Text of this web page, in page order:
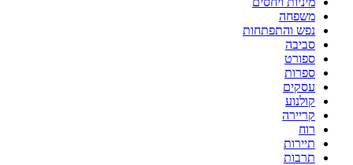
משפחה
נפש והתפתחות
סביבה
ספורט
ספרות
עסקים
קולנוע
קריירה
רוח
תיירות
תרבות